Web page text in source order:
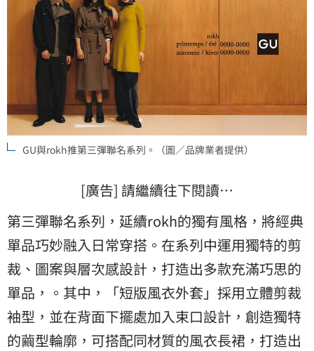
GU與rokh推第三彈聯名系列。（圖／品牌業者提供）
[廣告] 請繼續往下閱讀…
第三彈聯名系列，延續rokh的獨有風格，將經典
單品巧妙融入日常穿搭。在系列中運用獨特的剪
裁、圖案與層次感設計，打造出多款充滿巧思的
單品，。其中，「短版風衣外套」採用立體剪裁
袖型，並在背面下擺處加入束口設計，創造獨特
的繭型輪廓，可搭配同材質的風衣長裙，打造出